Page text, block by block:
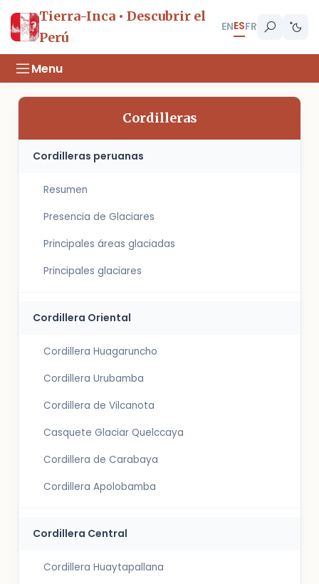
Tierra-Inca • Descubrir el
Perú
ENESFR
Menu
Cordilleras
Cordilleras peruanas
Resumen
Presencia de Glaciares
Principales áreas glaciadas
Principales glaciares
Cordillera Oriental
Cordillera Huagaruncho
Cordillera Urubamba
Cordillera de Vilcanota
Casquete Glaciar Quelccaya
Cordillera de Carabaya
Cordillera Apolobamba
Cordillera Central
Cordillera Huaytapallana